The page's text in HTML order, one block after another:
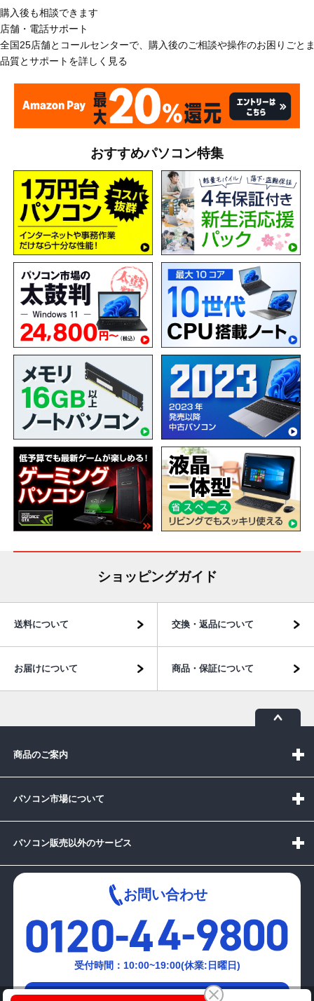
購入後も相談できます
店舗・電話サポート
全国25店舗とコールセンターで、購入後のご相談や操作のお困りごと
品質とサポートを詳しく見る
おすすめパソコン特集
ショッピングガイド
送料について 交換・返品について
お届けについて 商品・保証について
商品のご案内
パソコン市場について
パソコン販売以外のサービス
お問い合わせ
受付時間：10:00~19:00(休業:日曜日)